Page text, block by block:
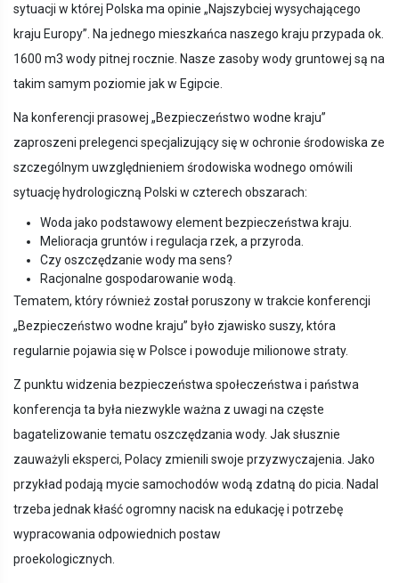
sytuacji w której Polska ma opinie „Najszybciej wysychającego
kraju Europy”. Na jednego mieszkańca naszego kraju przypada ok.
1600 m3 wody pitnej rocznie. Nasze zasoby wody gruntowej są na
takim samym poziomie jak w Egipcie.
Na konferencji prasowej „Bezpieczeństwo wodne kraju”
zaproszeni prelegenci specjalizujący się w ochronie środowiska ze
szczególnym uwzględnieniem środowiska wodnego omówili
sytuację hydrologiczną Polski w czterech obszarach:
Woda jako podstawowy element bezpieczeństwa kraju.
Melioracja gruntów i regulacja rzek, a przyroda.
Czy oszczędzanie wody ma sens?
Racjonalne gospodarowanie wodą.
Tematem, który również został poruszony w trakcie konferencji
„Bezpieczeństwo wodne kraju” było zjawisko suszy, która
regularnie pojawia się w Polsce i powoduje milionowe straty.
Z punktu widzenia bezpieczeństwa społeczeństwa i państwa
konferencja ta była niezwykle ważna z uwagi na częste
bagatelizowanie tematu oszczędzania wody. Jak słusznie
zauważyli eksperci, Polacy zmienili swoje przyzwyczajenia. Jako
przykład podają mycie samochodów wodą zdatną do picia. Nadal
trzeba jednak kłaść ogromny nacisk na edukację i potrzebę
wypracowania odpowiednich postaw
proekologicznych.